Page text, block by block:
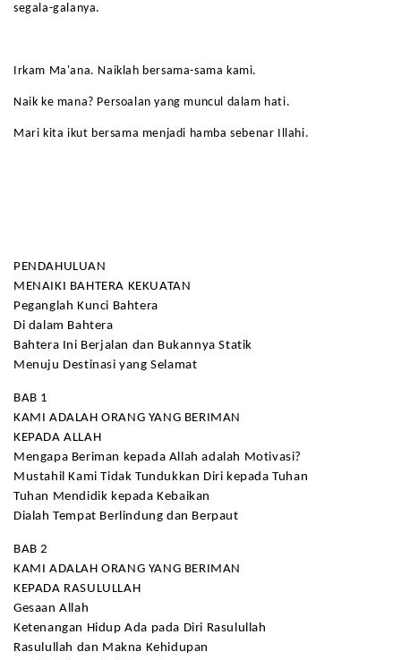
segala-galanya.
Irkam Ma'ana. Naiklah bersama-sama kami.
Naik ke mana? Persoalan yang muncul dalam hati.
Mari kita ikut bersama menjadi hamba sebenar Illahi.
PENDAHULUAN
MENAIKI BAHTERA KEKUATAN
Peganglah Kunci Bahtera
Di dalam Bahtera
Bahtera Ini Berjalan dan Bukannya Statik
Menuju Destinasi yang Selamat
BAB 1
KAMI ADALAH ORANG YANG BERIMAN
KEPADA ALLAH
Mengapa Beriman kepada Allah adalah Motivasi?
Mustahil Kami Tidak Tundukkan Diri kepada Tuhan
Tuhan Mendidik kepada Kebaikan
Dialah Tempat Berlindung dan Berpaut
BAB 2
KAMI ADALAH ORANG YANG BERIMAN
KEPADA RASULULLAH
Gesaan Allah
Ketenangan Hidup Ada pada Diri Rasulullah
Rasulullah dan Makna Kehidupan